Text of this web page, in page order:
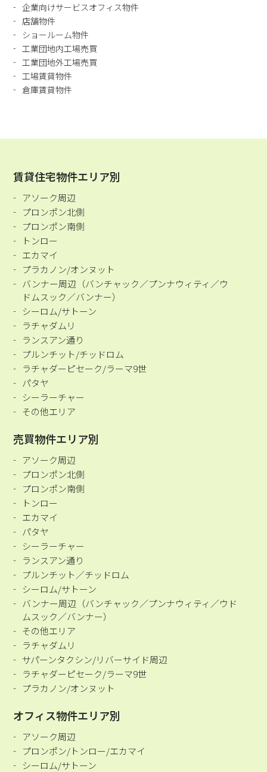
企業向けサービスオフィス物件
店舗物件
ショールーム物件
工業団地内工場売買
工業団地外工場売買
工場賃貸物件
倉庫賃貸物件
賃貸住宅物件エリア別
アソーク周辺
プロンポン北側
プロンポン南側
トンロー
エカマイ
プラカノン/オンヌット
バンナー周辺（バンチャック／プンナウィティ／ウ
ドムスック／バンナー）
シーロム/サトーン
ラチャダムリ
ランスアン通り
プルンチット/チッドロム
ラチャダーピセーク/ラーマ9世
パタヤ
シーラーチャー
その他エリア
売買物件エリア別
アソーク周辺
プロンポン北側
プロンポン南側
トンロー
エカマイ
パタヤ
シーラーチャー
ランスアン通り
プルンチット／チッドロム
シーロム/サトーン
バンナー周辺（バンチャック／プンナウィティ／ウド
ムスック／バンナー）
その他エリア
ラチャダムリ
サパーンタクシン/リバーサイド周辺
ラチャダーピセーク/ラーマ9世
プラカノン/オンヌット
オフィス物件エリア別
アソーク周辺
プロンポン/トンロー/エカマイ
シーロム/サトーン